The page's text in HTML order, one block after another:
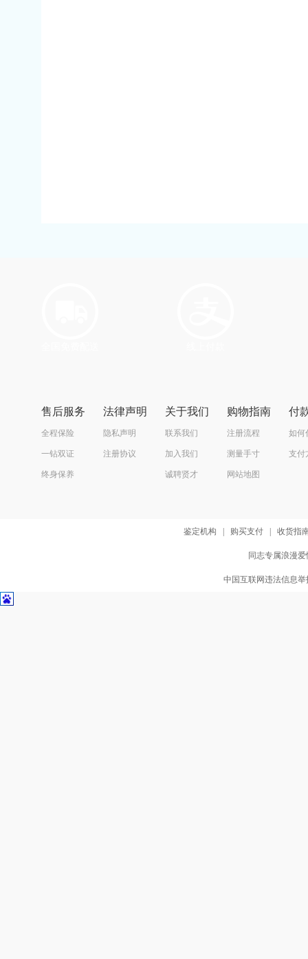
售后服务
全程保险
一钻双证
终身保养
法律声明
隐私声明
注册协议
关于我们
联系我们
加入我们
诚聘贤才
购物指南
注册流程
测量手寸
网站地图
付
如何
支付
鉴定机构 购买支付 收货指
同志专属浪漫
中国互联网违法信息